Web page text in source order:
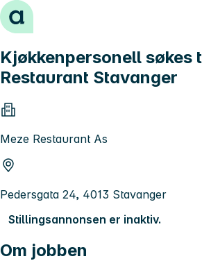
Hopp til innhold
Kjøkkenpersonell søkes
Restaurant Stavanger
Meze Restaurant As
Pedersgata 24, 4013 Stavanger
Stillingsannonsen er inaktiv.
Om jobben